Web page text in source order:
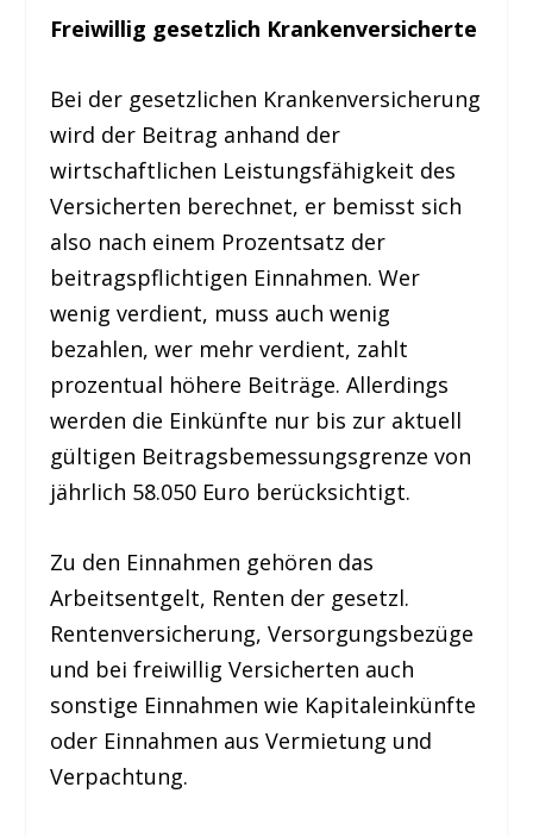
Freiwillig gesetzlich Krankenversicherte
Bei der gesetzlichen Krankenversicherung
wird der Beitrag anhand der
wirtschaftlichen Leistungsfähigkeit des
Versicherten berechnet, er bemisst sich
also nach einem Prozentsatz der
beitragspflichtigen Einnahmen. Wer
wenig verdient, muss auch wenig
bezahlen, wer mehr verdient, zahlt
prozentual höhere Beiträge. Allerdings
werden die Einkünfte nur bis zur aktuell
gültigen Beitragsbemessungsgrenze von
jährlich 58.050 Euro berücksichtigt.
Zu den Einnahmen gehören das
Arbeitsentgelt, Renten der gesetzl.
Rentenversicherung, Versorgungsbezüge
und bei freiwillig Versicherten auch
sonstige Einnahmen wie Kapitaleinkünfte
oder Einnahmen aus Vermietung und
Verpachtung.